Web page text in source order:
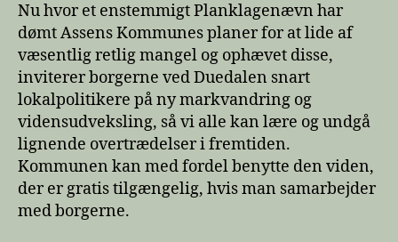
Nu hvor et enstemmigt Planklagenævn har
dømt Assens Kommunes planer for at lide af
væsentlig retlig mangel og ophævet disse,
inviterer borgerne ved Duedalen snart
lokalpolitikere på ny markvandring og
vidensudveksling, så vi alle kan lære og undgå
lignende overtrædelser i fremtiden.
Kommunen kan med fordel benytte den viden,
der er gratis tilgængelig, hvis man samarbejder
med borgerne.